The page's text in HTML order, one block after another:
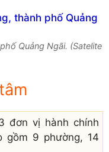
Quảng Ngãi. (Satelite
đơn vị hành chính
gồm 9 phường, 14